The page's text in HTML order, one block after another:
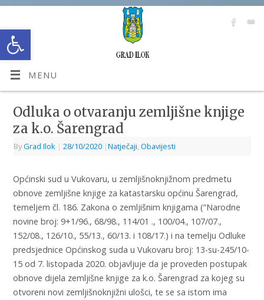
Open toolbar
MENU
Odluka o otvaranju zemljišne knjige
za k.o. Šarengrad
ByGrad Ilok | 28/10/2020 |Natječaji Obavijesti
Općinski sud u Vukovaru, u zemljišnoknjižnom predmetu
obnove zemljišne knjige za katastarsku općinu Šarengrad,
temeljem čl. 186. Zakona o zemljišnim knjigama (”Narodne
novine broj: 9+1/96., 68/98., 114/01 ., 100/04., 107/07.,
152/08., 126/10., 55/13., 60/13. i 108/17.) i na temelju Odluke
predsjednice Općinskog suda u Vukovaru broj: 13-su-245/10-
15 od 7. listopada 2020. objavljuje da je proveden postupak
obnove dijela zemljišne knjige za k.o. Šarengrad za kojeg su
otvoreni novi zemljišnoknjižni ulošci, te se sa istom ima